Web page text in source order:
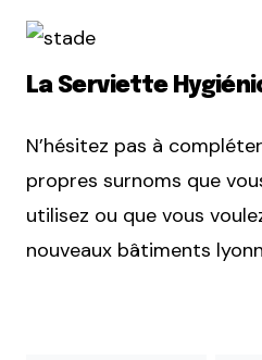
La Serviette
N’hésitez pas à
propres surnoms que
utilisez ou que vous
nouveaux bâtiments